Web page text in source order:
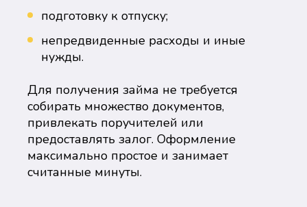
подготовку к отпуску;
непредвиденные расходы и иные
нужды.
Для получения займа не требуется
собирать множество документов,
привлекать поручителей или
предоставлять залог. Оформление
максимально простое и занимает
считанные минуты.